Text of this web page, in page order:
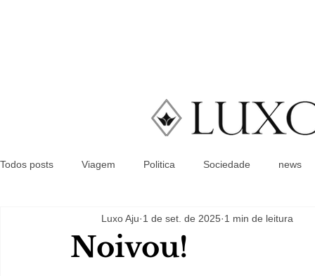
Todos posts Viagem Politica Sociedade news
Noivou!
Luxo Aju 1 de set. de 2025 1 min de leitura